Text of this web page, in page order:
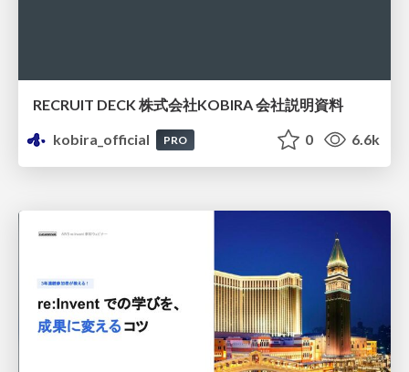
RECRUIT DECK 株式会社KOBIRA 会社説明資料
kobira_official
PRO 0 6.6k